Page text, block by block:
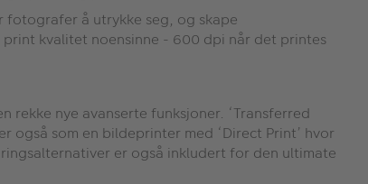
å utrykke seg, og skape
kvalitet noensinne - 600 dpi når det printes
nye avanserte funksjoner. ‘Transferred
som en bildeprinter med ‘Direct Print’ hvor
er også inkludert for den ultimate